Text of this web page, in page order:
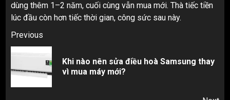
dùng thêm 1–2 năm, cuối cùng vẫn mua mới. Thà tiếc tiền
lúc đầu còn hơn tiếc thời gian, công sức sau này.
Post
navigation
Previous
Khi nào nên sửa điều hoà Samsung thay
vì mua máy mới?